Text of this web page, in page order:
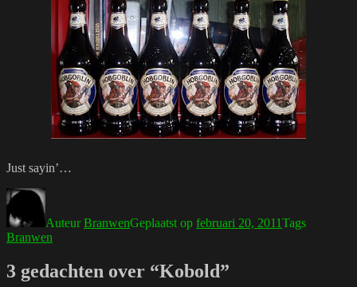
Just sayin’…
AuteurBranwenGeplaatst op februari 20, 2011Tags
Branwen
3 gedachten over “Kobold”